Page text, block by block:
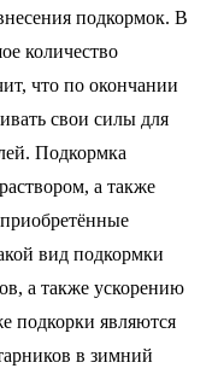
подкормок. В
количество
что по окончании
свои силы для
Подкормка
а также
вид подкормки
а также ускорению
подкорки являются
в зимний